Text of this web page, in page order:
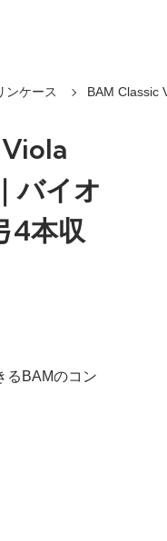
ンケース BAM Classic
バイオ
4本収
るBAMのコン